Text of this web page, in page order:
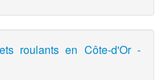
roulants en Côte-d'Or -